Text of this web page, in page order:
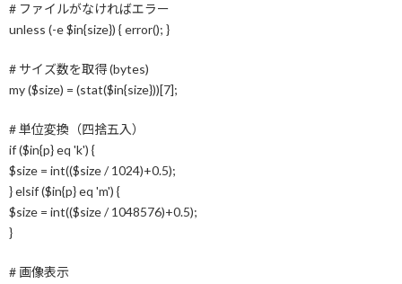
# ファイルがなければエラー
unless (-e $in{size}) { error(); }
# サイズ数を取得 (bytes)
my ($size) = (stat($in{size}))[7];
# 単位変換（四捨五入）
if ($in{p} eq 'k') {
$size = int(($size / 1024)+0.5);
} elsif ($in{p} eq 'm') {
$size = int(($size / 1048576)+0.5);
}
# 画像表示